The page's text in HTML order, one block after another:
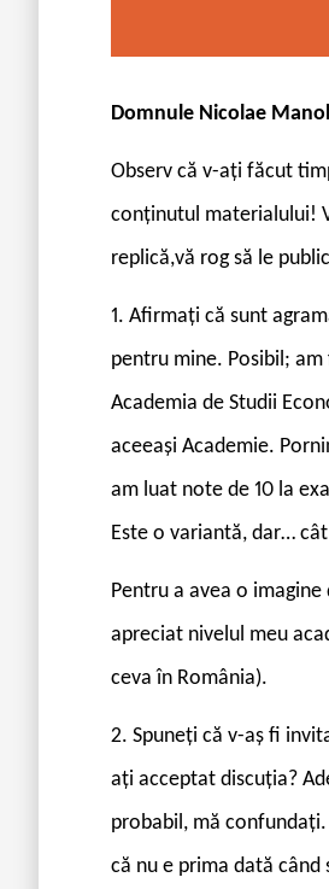
Domnule Nicolae
Observ că v-ați făcut
conținutul materialului!
replică,vă rog să le
1. Afirmați că sunt
pentru mine. Posibil;
Academia de Studii
aceeași Academie.
am luat note de 10 la
Este o variantă, dar…
Pentru a avea o
apreciat nivelul meu
ceva în România).
2. Spuneți că v-aș fi
ați acceptat discuția?
probabil, mă
că nu e prima dată când